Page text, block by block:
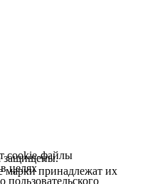
защищены.
марки принадлежат их
cookie-файлы
целях
пользовательского